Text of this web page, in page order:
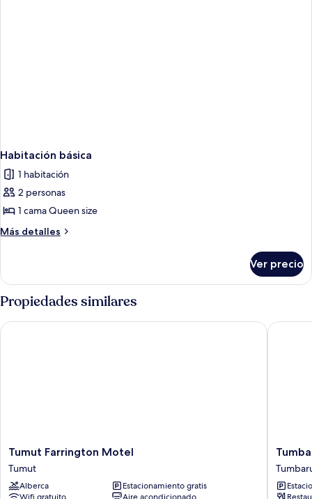
Habitación básica
1 habitación
2 personas
1 cama Queen size
Más detalles
Más
básica
Ver precio
Propiedades similares
Tumut
Farrington
Motel
Tumut
Tumut Farrington Motel
Tumut
Alberca
Estacionamiento gratis
Wifi gratuito
Aire acondicionado
Tumut Farrington Motel
Motel
&
Elms